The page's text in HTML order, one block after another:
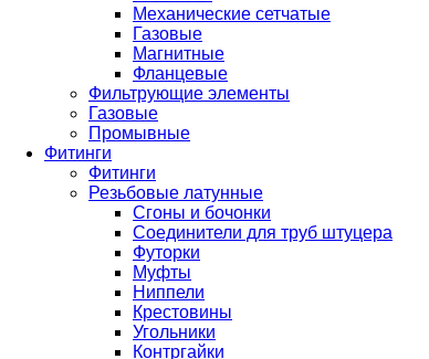
Механические сетчатые
Газовые
Магнитные
Фланцевые
Фильтрующие элементы
Газовые
Промывные
Фитинги
Фитинги
Резьбовые латунные
Сгоны и бочонки
Соединители для труб штуцера
Футорки
Муфты
Ниппели
Крестовины
Угольники
Контргайки